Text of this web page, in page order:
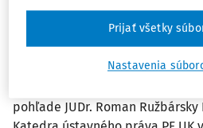
konferencie Ústava
20 rokov v národnom a
pohľade
Správa z medzinárodnej
pohľade JUDr. Roman
Nastavenia
Prijať všetky